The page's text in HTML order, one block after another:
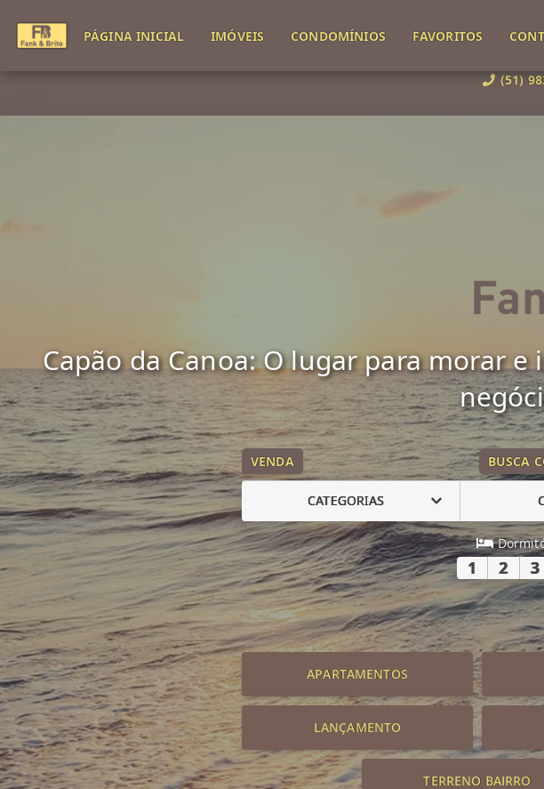
(51)
PÁGINA INICIAL IMÓVEIS CONDOMÍNIOS FAVORITOS
Capão da Canoa: O lugar para morar
VENDA BUSCA
CATEGORIAS
1 2 3
APARTAMENTOS
LANÇAMENTO
TERRENO BAIRRO